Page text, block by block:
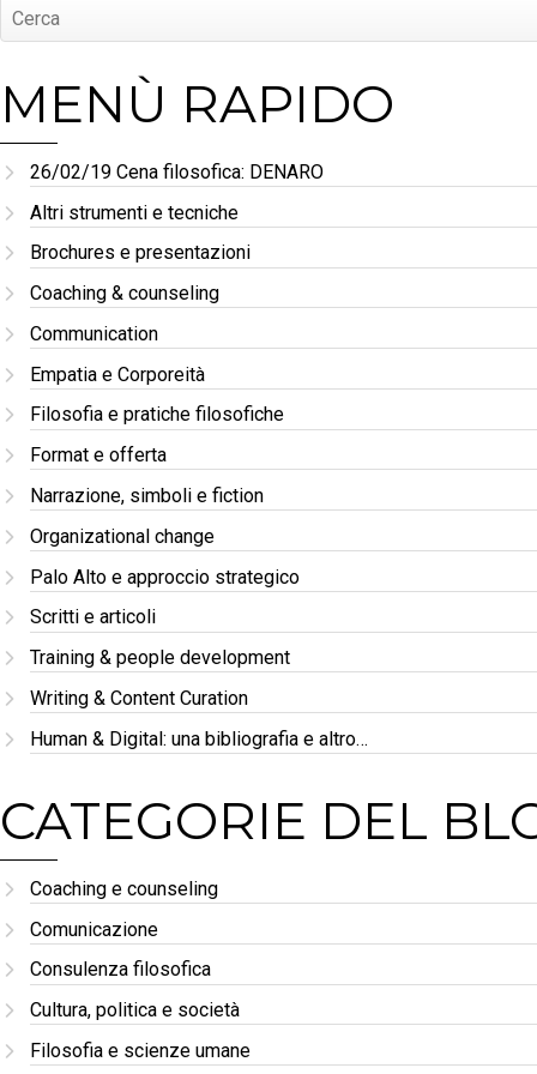
MENÙ RAPIDO
26/02/19 Cena filosofica: DENARO
Altri strumenti e tecniche
Brochures e presentazioni
Coaching & counseling
Communication
Empatia e Corporeità
Filosofia e pratiche filosofiche
Format e offerta
Narrazione, simboli e fiction
Organizational change
Palo Alto e approccio strategico
Scritti e articoli
Training & people development
Writing & Content Curation
Human & Digital: una bibliografia e altro…
CATEGORIE DEL
Coaching e counseling
Comunicazione
Consulenza filosofica
Cultura, politica e società
Filosofia e scienze umane